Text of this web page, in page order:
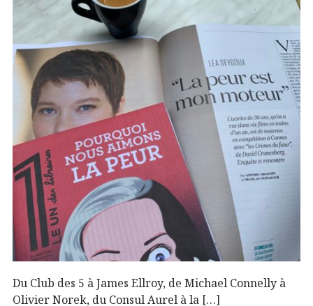
Du Club des 5 à James Ellroy, de Michael Connelly à
Olivier Norek, du Consul Aurel à la […]